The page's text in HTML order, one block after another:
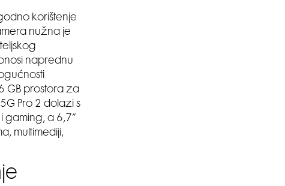
korištenje
nužna je
naprednu
GB prostora za
Pro 2 dolazi s
gaming, a 6,7”
multimediji,